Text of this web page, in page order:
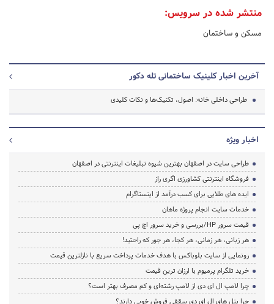
منتشر شده در سرویس:
مسکن و ساختمان
آخرین اخبار کلینیک ساختمانی تله دکور
طراحی داخلی خانه: اصول، تکنیک‌ها و نکات کلیدی
اخبار ویژه
طراحی سایت در اصفهان بهترین شیوه تبلیغات اینترنتی در اصفهان
فروشگاه اینترنتی کشاورزی اگری راز
ایده های طلایی برای کسب درآمد از اینستاگرام
خدمات سایت انجام پروژه ماهان
قیمت سرور HP/بررسی و خرید سرور اچ پی
هر زبانی، هر زمانی، هر کجا، هر جور که راحتید!
رونمایی از سایت بلوباکس با هدف خدمات پرداخت سریع با نازلترین قیمت
خرید تلگرام پرمیوم با ارزان ترین قیمت
چرا لامپ ال ای دی از لامپ رشته‌ای و کم مصرف بهتر است؟